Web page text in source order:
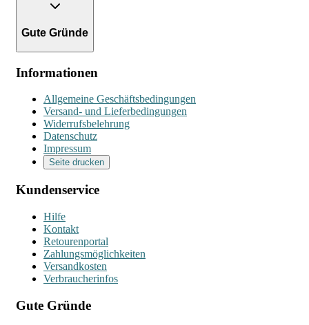
Gute Gründe
Informationen
Allgemeine Geschäftsbedingungen
Versand- und Lieferbedingungen
Widerrufsbelehrung
Datenschutz
Impressum
Seite drucken
Kundenservice
Hilfe
Kontakt
Retourenportal
Zahlungsmöglichkeiten
Versandkosten
Verbraucherinfos
Gute Gründe